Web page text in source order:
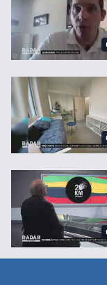
Précarité, un
20 kilomètres